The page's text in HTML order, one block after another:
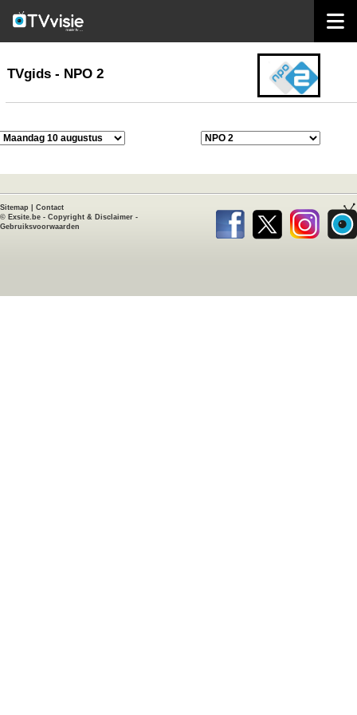
TVgids
TVgids - NPO 2
Sitemap
Contact
© Exsite.be - Copyright & Disclaimer -
Gebruiksvoorwaarden